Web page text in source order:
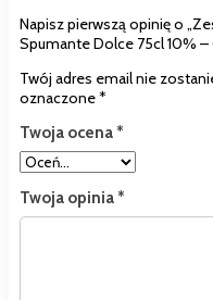
Napisz pierwszą opinię o
Spumante Dolce 75cl 10% –
Twój adres email nie
oznaczone*
Twoja ocena*
Twoja opinia*